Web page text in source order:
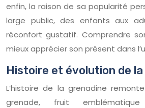
enfin, la raison de sa popularité
large public, des enfants aux
réconfort gustatif. Comprendre
mieux apprécier son présent dans
Histoire et évolution de
L’histoire de la grenadine
grenade, fruit